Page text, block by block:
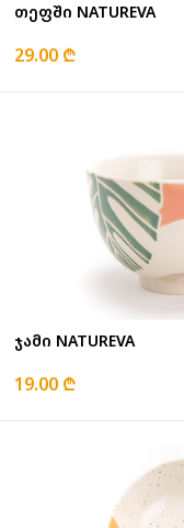
თეფში NATUREVA
29.00 ₾
ჯამი NATUREVA
19.00 ₾